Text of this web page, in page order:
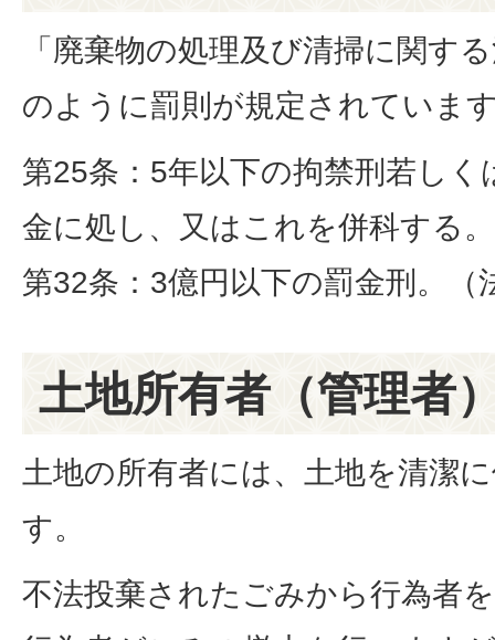
「廃棄物の処理及び清掃に関す
のように罰則が規定されていま
第25条：5年以下の拘禁刑若しく
金に処し、又はこれを併科する
第32条：3億円以下の罰金刑。（
土地所有者（管理者
土地の所有者には、土地を清潔
す。
不法投棄されたごみから行為者